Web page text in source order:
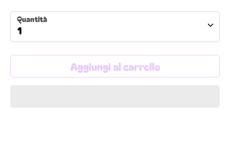
Quantità
1
Aggiungi al carrello